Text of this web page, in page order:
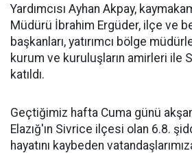
Yardımcısı Ayhan Akpay,
Müdürü İbrahim Ergüder, ilçe ve
başkanları, yatırımcı bölge
kurum ve kuruluşların amirleri ile
katıldı.
Geçtiğimiz hafta Cuma günü
Elazığ'ın Sivrice ilçesi olan 6.8.
hayatını kaybeden